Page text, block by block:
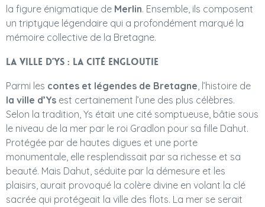
la figure énigmatique de Merlin. Ensemble, ils composent
un triptyque légendaire qui a profondément marqué la
mémoire collective de la Bretagne.
La ville d’Ys : la cité engloutie
Parmi les contes et légendes de Bretagne, l’histoire de
la ville d’Ys est certainement l’une des plus célèbres.
Selon la tradition, Ys était une cité somptueuse, bâtie sous
le niveau de la mer par le roi Gradlon pour sa fille Dahut.
Protégée par de hautes digues et une porte
monumentale, elle resplendissait par sa richesse et sa
beauté. Mais Dahut, séduite par la démesure et les
plaisirs, aurait provoqué la colère divine en volant la clé
sacrée qui protégeait la ville des flots. La mer se serait